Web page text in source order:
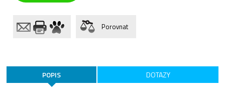
Porovnat
POPIS DOTAZY